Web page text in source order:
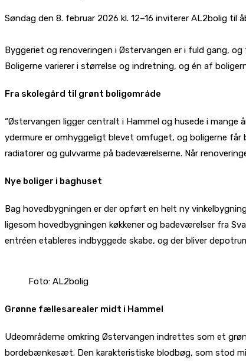
Søndag den 8. februar 2026 kl. 12–16 inviterer AL2bolig til
Byggeriet og renoveringen i Østervangen er i fuld gang,
Boligerne varierer i størrelse og indretning, og én af
Fra skolegård til grønt boligområde
“Østervangen ligger centralt i Hammel og husede i
ydermure er omhyggeligt blevet omfuget, og boligerne får
radiatorer og gulvvarme på badeværelserne. Når
Nye boliger i baghuset
Bag hovedbygningen er der opført en helt ny
ligesom hovedbygningen køkkener og badeværelser fra
entréen etableres indbyggede skabe, og der bliver
Foto: AL2bolig
Grønne fællesarealer midt i Hammel
Udeområderne omkring Østervangen indrettes som et
bordebænkesæt. Den karakteristiske blodbøg, som stod